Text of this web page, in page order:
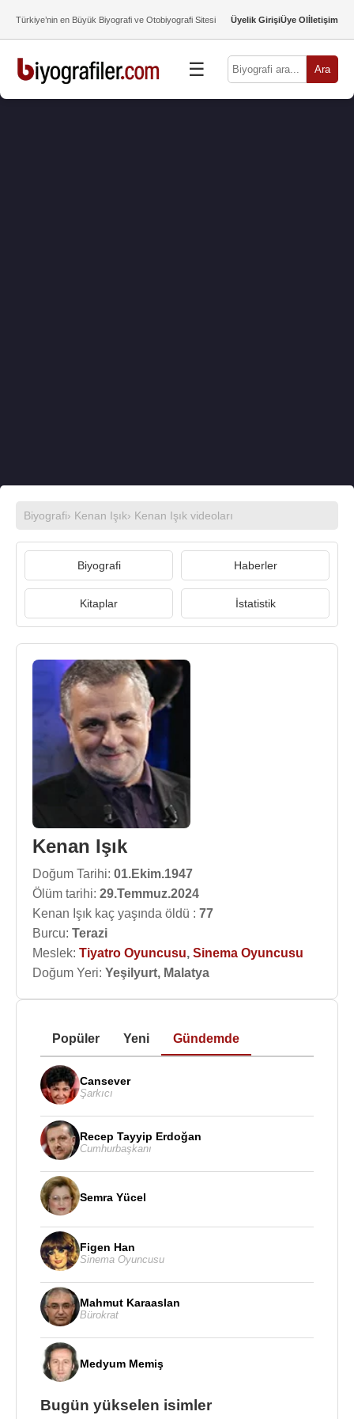
Türkiye’nin en Büyük Biyografi ve Otobiyografi Sitesi Üyelik GirişiÜye Olİletişim
☰ Ara
Biyografi› Kenan Işık› Kenan Işık videoları
Biyografi Haberler
Kitaplar İstatistik
Kenan Işık
Doğum Tarihi: 01.Ekim.1947
Ölüm tarihi: 29.Temmuz.2024
Kenan Işık kaç yaşında öldü : 77
Burcu: Terazi
Meslek: Tiyatro Oyuncusu, Sinema Oyuncusu
Doğum Yeri: Yeşilyurt, Malatya
Popüler Yeni Gündemde
Cansever
Şarkıcı
Recep Tayyip Erdoğan
Cumhurbaşkanı
Semra Yücel
Figen Han
Sinema Oyuncusu
Mahmut Karaaslan
Bürokrat
Medyum Memiş
Bugün yükselen isimler